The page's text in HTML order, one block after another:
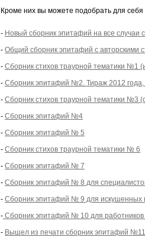
Кроме них вы можете подобрать для
- Новый сборник эпитафий на все
- Общий сборник эпитафий с авторскими
- Сборник стихов траурной тематики №1
- Сборник эпитафий №2. Тираж 2012 года,
- Сборник стихов траурной тематики №3
- Сборник эпитафий №4
- Сборник эпитафий № 5
- Сборник стихов траурной тематики № 6
- Сборник эпитафий № 7
- Сборник эпитафий № 8 для
- Сборник эпитафий № 9 для искушенных
- Сборник эпитафий № 10 для
- Вышел из печати сборник эпитафий